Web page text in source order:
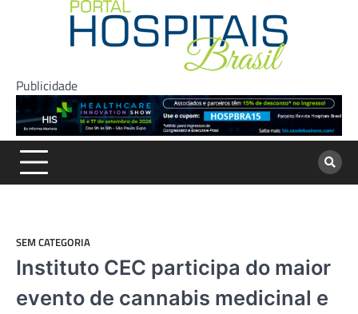
Publicidade
SEM CATEGORIA
Instituto CEC participa do maior
evento de cannabis medicinal e